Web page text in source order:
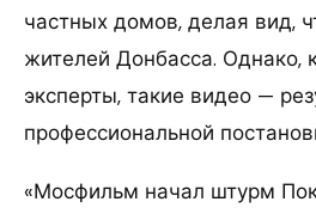
частных домов, делая вид,
жителей Донбасса. Однако,
эксперты, такие видео —
профессиональной
«Мосфильм начал штурм